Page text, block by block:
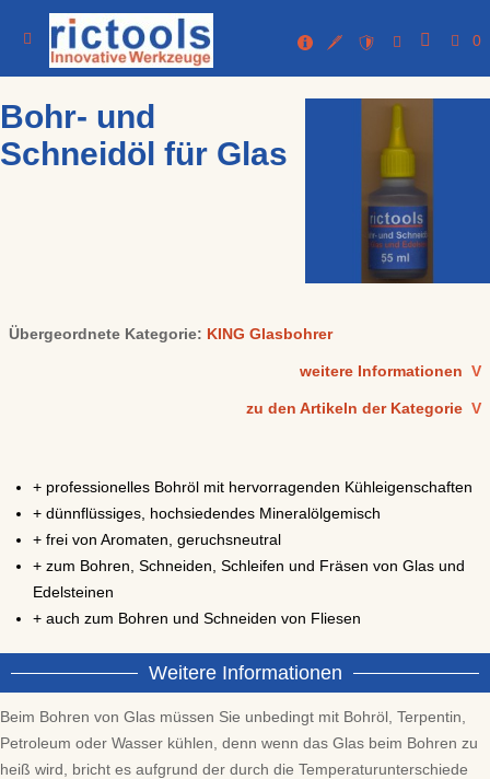
0
Bohr- und
Schneidöl für Glas
Übergeordnete Kategorie: KING Glasbohrer
weitere Informationen V
zu den Artikeln der Kategorie V
+ professionelles Bohröl mit hervorragenden Kühleigenschaften
+ dünnflüssiges, hochsiedendes Mineralölgemisch
+ frei von Aromaten, geruchsneutral
+ zum Bohren, Schneiden, Schleifen und Fräsen von Glas und
Edelsteinen
+ auch zum Bohren und Schneiden von Fliesen
Weitere Informationen
Beim Bohren von Glas müssen Sie unbedingt mit Bohröl, Terpentin,
Petroleum oder Wasser kühlen, denn wenn das Glas beim Bohren zu
heiß wird, bricht es aufgrund der durch die Temperaturunterschiede